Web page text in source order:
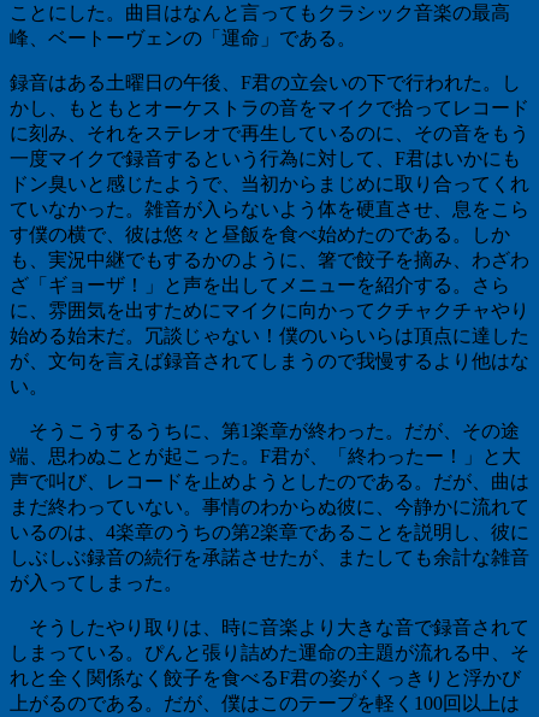
ことにした。曲目はなんと言ってもクラシック音楽の最高
峰、ベートーヴェンの「運命」である。
録音はある土曜日の午後、 F君の立会いの下で行われた。し
かし、もともとオーケストラの音をマイクで拾ってレコード
に刻み、それをステレオで再生しているのに、その音をもう
一度マイクで録音するという行為に対して、 F君はいかにも
ドン臭いと感じたようで、当初からまじめに取り合ってくれ
ていなかった。雑音が入らないよう体を硬直させ、息をこら
す僕の横で、彼は悠々と昼飯を食べ始めたのである。しか
も、実況中継でもするかのように、箸で餃子を摘み、わざわ
ざ「ギョーザ！」と声を出してメニューを紹介する。さら
に、雰囲気を出すためにマイクに向かってクチャクチャやり
始める始末だ。冗談じゃない！僕のいらいらは頂点に達した
が、文句を言えば録音されてしまうので我慢するより他はな
い。
そうこうするうちに、第1楽章が終わった。だが、その途
端、思わぬことが起こった。 F君が、「終わったー！」と大
声で叫び、レコードを止めようとしたのである。だが、曲は
まだ終わっていない。事情のわからぬ彼に、今静かに流れて
いるのは、 4楽章のうちの第2楽章であることを説明し、彼に
しぶしぶ録音の続行を承諾させたが、またしても余計な雑音
が入ってしまった。
そうしたやり取りは、時に音楽より大きな音で録音されて
しまっている。ぴんと張り詰めた運命の主題が流れる中、そ
れと全く関係なく餃子を食べるF君の姿がくっきりと浮かび
上がるのである。だが、僕はこのテープを軽く 100回以上は